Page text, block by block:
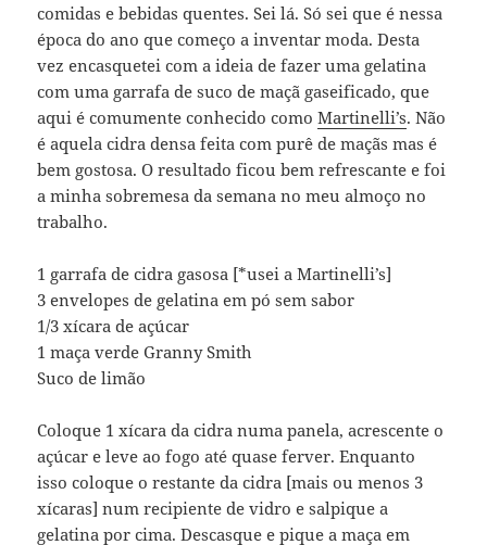
comidas e bebidas quentes. Sei lá. Só sei que é nessa
época do ano que começo a inventar moda. Desta
vez encasquetei com a ideia de fazer uma gelatina
com uma garrafa de suco de maçã gaseificado, que
aqui é comumente conhecido comoMartinelli’s. Não
é aquela cidra densa feita com purê de maçãs mas é
bem gostosa. O resultado ficou bem refrescante e foi
a minha sobremesa da semana no meu almoço no
trabalho.
1 garrafa de cidra gasosa [*usei a Martinelli’s]
3 envelopes de gelatina em pó sem sabor
1/3 xícara de açúcar
1 maça verde Granny Smith
Suco de limão
Coloque 1 xícara da cidra numa panela, acrescente o
açúcar e leve ao fogo até quase ferver. Enquanto
isso coloque o restante da cidra [mais ou menos 3
xícaras] num recipiente de vidro e salpique a
gelatina por cima. Descasque e pique a maça em